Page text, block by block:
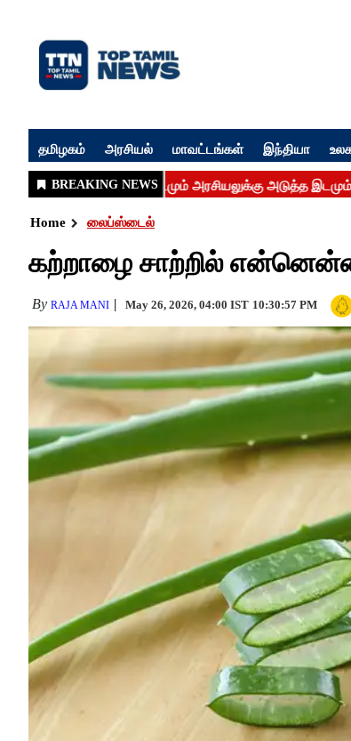
தமிழகம் அரசியல் மாவட்டங்கள் இந்தியா
Home லைப்ஸ்டைல்
கற்றாழை சாற்றில்
By RAJA MANI May 26, 2026, 04:00 IST 10:30:57 PM